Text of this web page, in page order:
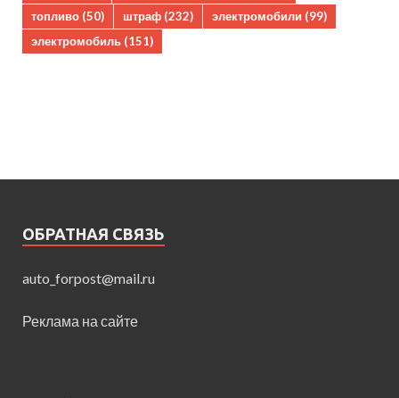
топливо (50) штраф (232) электромобили (99)
электромобиль (151)
ОБРАТНАЯ СВЯЗЬ
auto_forpost@mail.ru
Реклама на сайте